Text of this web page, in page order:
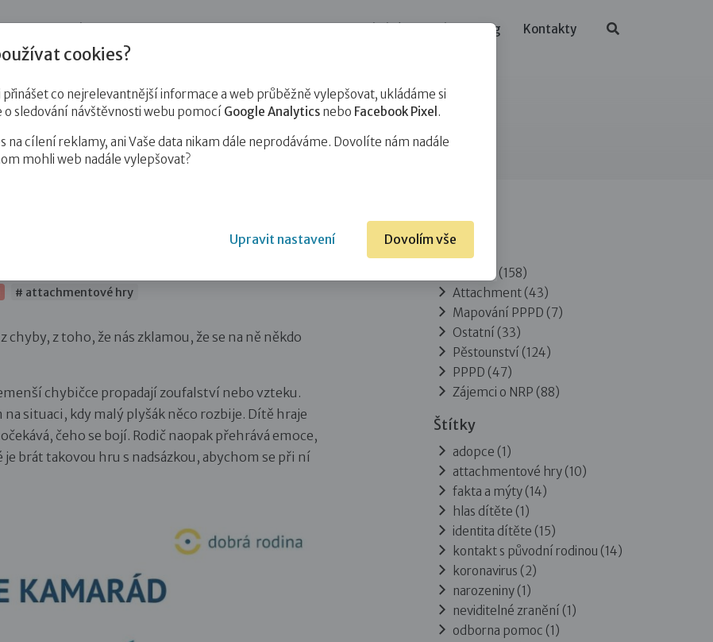
Blog Kontakty
# attachmentové hry
z toho, že nás zklamou, že se na ně někdo
chybičce propadají zoufalství nebo vzteku.
situaci, kdy malý plyšák něco rozbije. Dítě hraje
čeho se bojí. Rodič naopak přehrává emoce,
brát takovou hru s nadsázkou, abychom se při ní
Rubriky
Adopce(158)
Attachment(43)
Mapování PPPD (7)
Ostatní (33)
Pěstounství (124)
PPPD (47)
Zájemci o NRP (88)
Štítky
adopce (1)
attachmentové hry (10)
fakta a mýty (14)
hlas dítěte (1)
identita dítěte (15)
kontakt s původní rodinou (14)
koronavirus (2)
narozeniny (1)
neviditelné zranění (1)
odborna pomoc (1)
cookies?
co nejrelevantnější informace a web průběžně vylepšovat, ukládáme si
o sledování návštěvnosti webu pomocí Google Analytics nebo Facebook Pixel .
na cílení reklamy, ani Vaše data nikam dále neprodáváme. Dovolíte nám nadále
mohli web nadále vylepšovat?
Upravit nastavení Dovolím vše